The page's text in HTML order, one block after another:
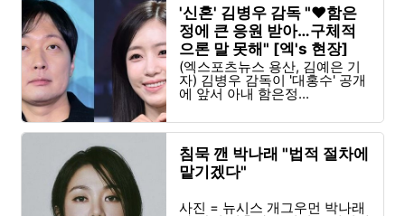
'신혼' 김병우 감독 "♥함은
정에 큰 응원 받아…구체적
으론 말 못해" [엑's 현장]
(엑스포츠뉴스 용산, 김예은 기
자) 김병우 감독이 '대홍수' 공개
에 앞서 아내 함은정...
침묵 깬 박나래 "법적 절차에
맡기겠다"
사진 = 뉴시스 개그우먼 박나래